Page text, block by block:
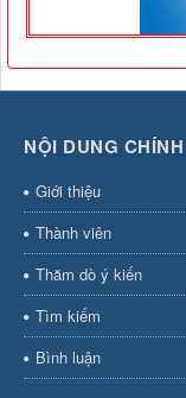
NỘI DUNG CHÍNH
Giới thiệu
Thành viên
Thăm dò ý kiến
Tìm kiếm
Bình luận